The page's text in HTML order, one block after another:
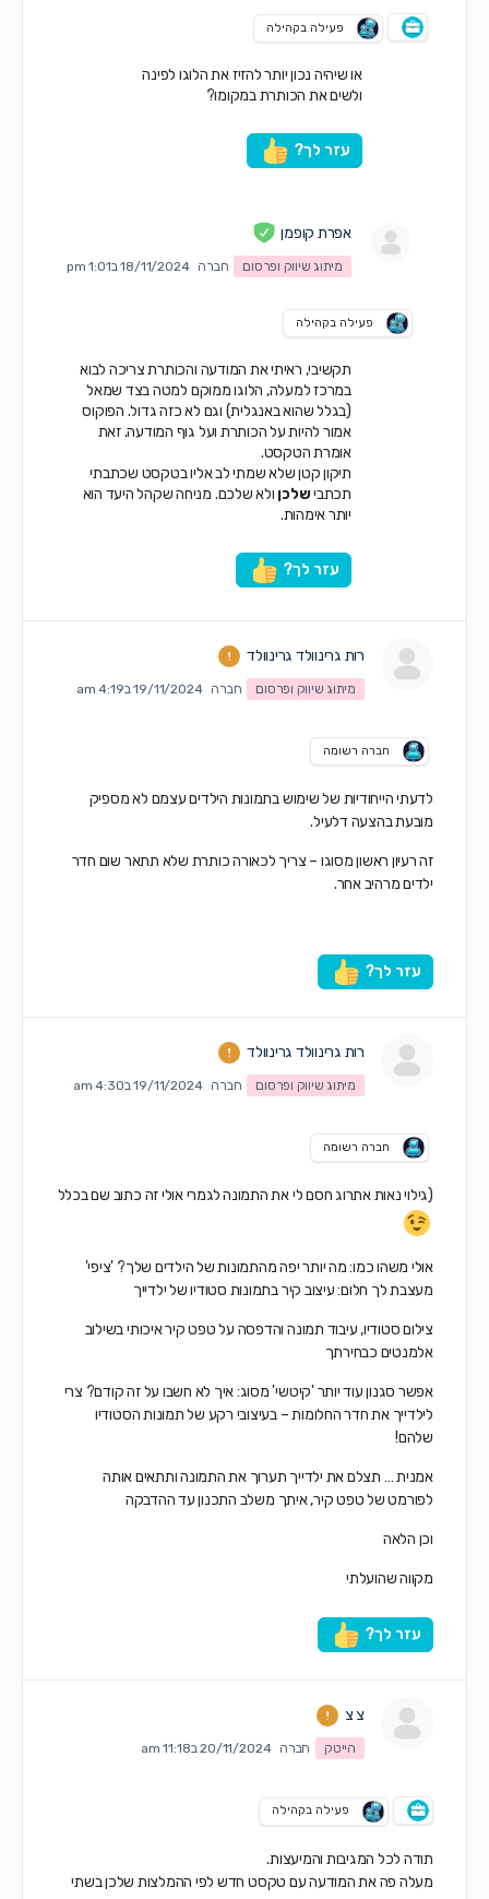
פעילה בקהילה
או שיהיה נכון יותר להזיז את הלוגו לפינה
ולשים את הכותרת במקומו?
עזר לך?
אפרת קופמן
מיתוג שיווק ופרסום חברה 18/11/2024 ב1:01 pm
פעילה בקהילה
תקשיבי, ראיתי את המודעה והכותרת צריכה לבוא
במרכז למעלה, הלוגו ממוקם למטה בצד שמאל
(בגלל שהוא באנגלית) וגם לא כזה גדול. הפוקוס
אמור להיות על הכותרת ועל גוף המודעה. זאת
אומרת הטקסט.
תיקון קטן שלא שמתי לב אליו בטקסט שכתבתי
תכתבישלכן ולא שלכם. מניחה שקהל היעד הוא
יותר אימהות.
עזר לך?
רות גרינוולד גרינוולד
מיתוג שיווק ופרסום חברה 19/11/2024 ב4:19 am
חברה רשומה
לדעתי הייחודיות של שימוש בתמונות הילדים עצמם לא מספיק
מובעת בהצעה דלעיל.
זה רעיון ראשון מסוגו – צריך לכאורה כותרת שלא תתאר שום חדר
ילדים מרהיב אחר.
עזר לך?
רות גרינוולד גרינוולד
מיתוג שיווק ופרסום חברה 19/11/2024 ב4:30 am
חברה רשומה
(גילוי נאות אתרוג חסם לי את התמונה לגמרי אולי זה כתוב שם בכלל
אולי משהו כמו: מה יותר יפה מהתמונות של הילדים שלך? 'ציפי'
מעצבת לך חלום: עיצוב קיר בתמונות סטודיו של ילדייך
צילום סטודיו, עיבוד תמונה והדפסה על טפט קיר איכותי בשילוב
אלמנטים כבחירתך
אפשר סגנון עוד יותר 'קיטשי' מסוג: איך לא חשבו על זה קודם? צרי
לילדייך את חדר החלומות – בעיצובי רקע של תמונות הסטודיו
שלהם!
אמנית … תצלם את ילדייך תערוך את התמונה ותתאים אותה
לפורמט של טפט קיר, איתך משלב התכנון עד ההדבקה
וכן הלאה
מקווה שהועלתי
עזר לך?
צ צ
הייטק חברה 20/11/2024 ב11:18 am
פעילה בקהילה
תודה לכל המגיבות והמיעצות.
מעלה פה את המודעה עם טקסט חדש לפי ההמלצות שלכן בשתי